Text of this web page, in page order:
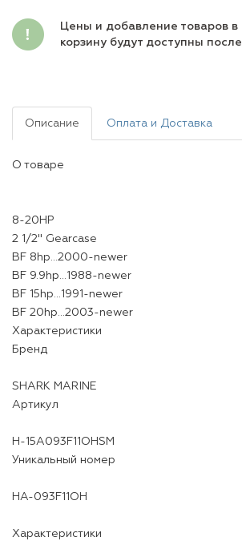
Цены и добавление товаров в
корзину будут доступны после
Описание Оплата и Доставка
О товаре
8-20HP
2 1/2" Gearcase
BF 8hp…2000-newer
BF 9.9hp…1988-newer
BF 15hp…1991-newer
BF 20hp…2003-newer
Характеристики
Бренд
SHARK MARINE
Артикул
H-15A093F11OHSM
Уникальный номер
HA-093F11OH
Характеристики